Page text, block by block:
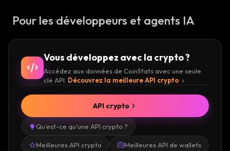
Pour les développeurs et agents IA
Vous développez avec la crypto ?
Accédez aux données de CoinStats avec une seule
clé API. Découvrez la meilleure API crypto
Qu'est-ce qu'une API crypto ?
Meilleures API crypto Meilleures API de wallets
API crypto